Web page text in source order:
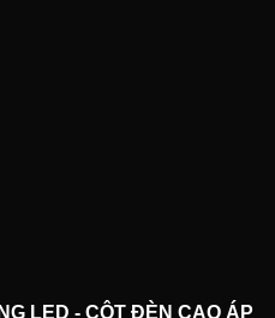
LED - CỘT ĐÈN CAO ÁP